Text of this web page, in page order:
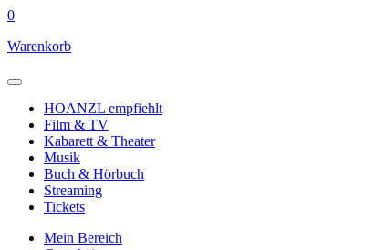
0
Warenkorb
HOANZL empfiehlt
Film & TV
Kabarett & Theater
Musik
Buch & Hörbuch
Streaming
Tickets
Mein Bereich